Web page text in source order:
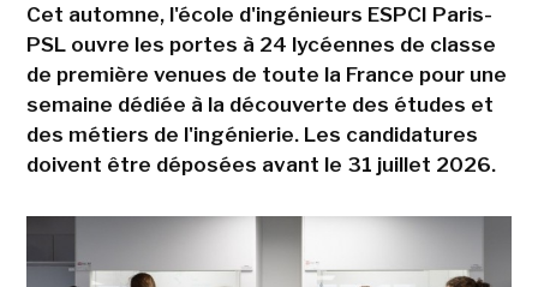
Cet automne, l'école d'ingénieurs ESPCI Paris-
PSL ouvre les portes à 24 lycéennes de classe
de première venues de toute la France pour une
semaine dédiée à la découverte des études et
des métiers de l'ingénierie. Les candidatures
doivent être déposées avant le 31 juillet 2026.